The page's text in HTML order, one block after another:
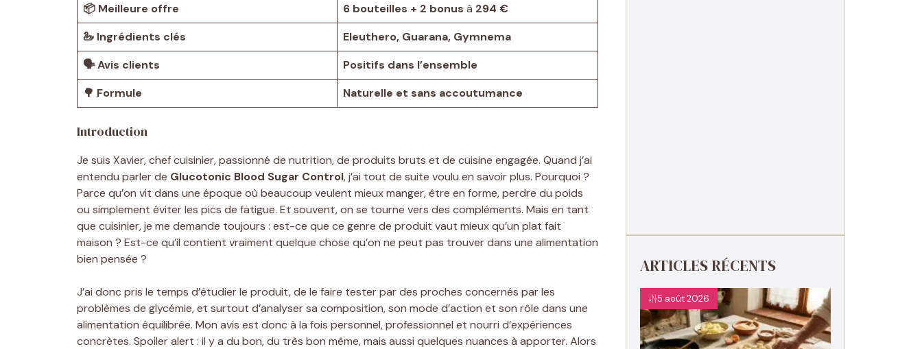
📦 Meilleure offre
6 bouteilles + 2 bonus à 294 €
🦢 Ingrédients clés
Eleuthero, Guarana, Gymnema
🗣️ Avis clients
Positifs dans l’ensemble
🌳 Formule
Naturelle et sans accoutumance
Introduction
Je suis Xavier, chef cuisinier, passionné de nutrition, de produits bruts et de cuisine engagée. Quand j’ai
entendu parler de Glucotonic Blood Sugar Control, j’ai tout de suite voulu en savoir plus. Pourquoi ?
Parce qu’on vit dans une époque où beaucoup veulent mieux manger, être en forme, perdre du poids
ou simplement éviter les pics de fatigue. Et souvent, on se tourne vers des compléments. Mais en tant
que cuisinier, je me demande toujours : est-ce que ce genre de produit vaut mieux qu’un plat fait
maison ? Est-ce qu’il contient vraiment quelque chose qu’on ne peut pas trouver dans une alimentation
bien pensée ?
J’ai donc pris le temps d’étudier le produit, de le faire tester par des proches concernés par les
problèmes de glycémie, et surtout d’analyser sa composition, son mode d’action et son rôle dans une
alimentation équilibrée. Mon avis est donc à la fois personnel, professionnel et nourri d’expériences
concrètes. Spoiler alert : il y a du bon, du très bon même, mais aussi quelques nuances à apporter. Alors
ARTICLES RÉCENTS
5 août 2026